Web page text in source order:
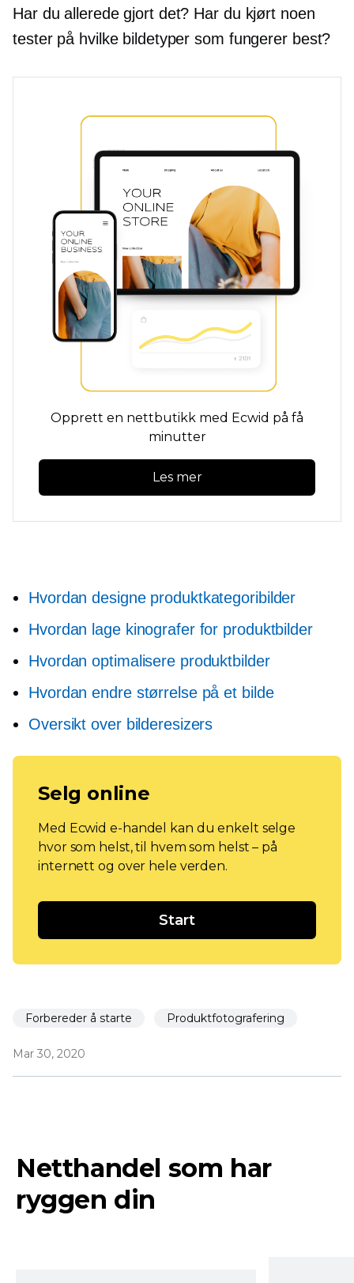
Har du allerede gjort det? Har du kjørt noen
tester på hvilke bildetyper som fungerer best?
Opprett en nettbutikk med Ecwid på få
minutter
Les mer
Hvordan designe produktkategoribilder
Hvordan lage kinografer for produktbilder
Hvordan optimalisere produktbilder
Hvordan endre størrelse på et bilde
Oversikt over bilderesizers
Selg online
Med Ecwid e-handel kan du enkelt selge
hvor som helst, til hvem som helst – på
internett og over hele verden.
Start
Forbereder å starte Produktfotografering
Mar 30, 2020
Netthandel som har
ryggen din